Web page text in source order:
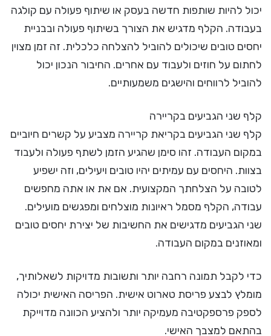
יכול להיות שותפות חדשה בעסק או שיתוף פעולה עם קולגה
בעבודה. הקלף מדגיש את הצורך בשיתוף פעולה ובבניית
יחסים טובים שיכולים להוביל להצלחה כלכלית. זה זמן מצוין
לחתום על חוזים ולעבוד עם אחרים. החיבור הנכון יכול
להוביל לרווחים והישגים משמעותיים.
קלף שני הגביעים בקריירה
קלף שני הגביעים בקריאת קריירה מצביע על קשרים חיוביים
במקום העבודה. זהו סימן שהגיע הזמן לשתף פעולה ולעבוד
בצוות. היחסים עם עמיתים יהיו טובים ויעילים, וזה ישפיע
לטובה על הצלחתך המקצועית. אם את או אתה מחפשים
עבודה, הקלף מסמל ראיונות מוצלחים ומפגשים מועילים.
שני הגביעים מדגישים את החשיבות של יצירת יחסים טובים
ומאוזנים במקום העבודה.
כדי לקבל תמונה רחבה יותר ותשובות מדויקות לשאלותיך,
מומלץ לבצע פריסת טארוט אישית. הפריסה האישית יכולה
לספק פרספקטיבה מעמיקה יותר ולהציע הכוונה מדוייקת
בהתאם למצבך האישי.